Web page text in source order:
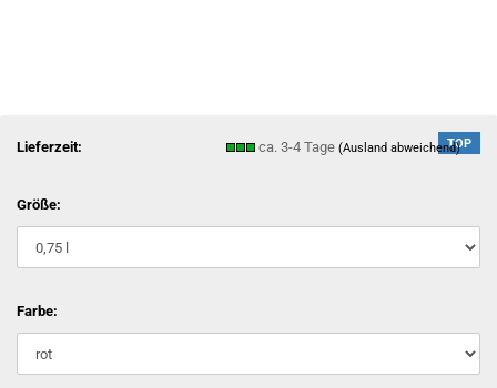
TOP
Lieferzeit: ca. 3-4 Tage(Ausland abweichend)
Größe:
Farbe: